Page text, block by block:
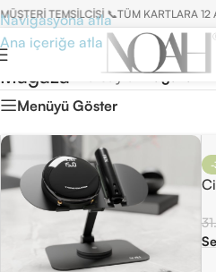
Navigasyona atla
Ana içeriğe atla
TEMSİLCİSİ 📞TÜM KARTLARA 12
Mağaza Ana Sayfa/Mağaza
Menüyü Göster
-